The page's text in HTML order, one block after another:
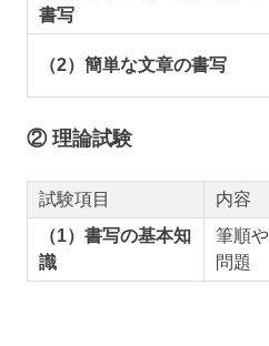
書写
（2）簡単な文章の書写
② 理論試験
試験項目
内容
（1）書写の基本知
識
筆順
問題